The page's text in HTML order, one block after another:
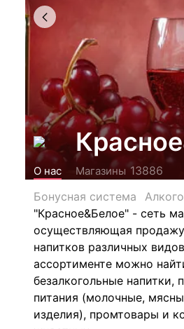
О нас Магазины 13886
Бонусная система
"Красное&Белое" - сеть
осуществляющая
напитков различных
ассортименте можно
безалкогольные напитки,
питания (молочные,
изделия), промтовары и